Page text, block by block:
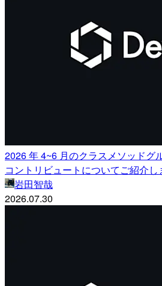
2026 年 4~6 月のクラスメソッドグ
コントリビュートについてご紹介し
岩田智哉
2026.07.30